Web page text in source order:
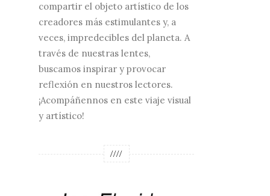
compartir el objeto artístico de los
creadores más estimulantes y, a
veces, impredecibles del planeta. A
través de nuestras lentes,
buscamos inspirar y provocar
reflexión en nuestros lectores.
¡Acompáñennos en este viaje visual
y artístico!
////